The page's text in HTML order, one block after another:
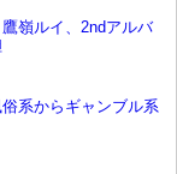
嶺ルイ、2ndアルバ
系からギャンブル系